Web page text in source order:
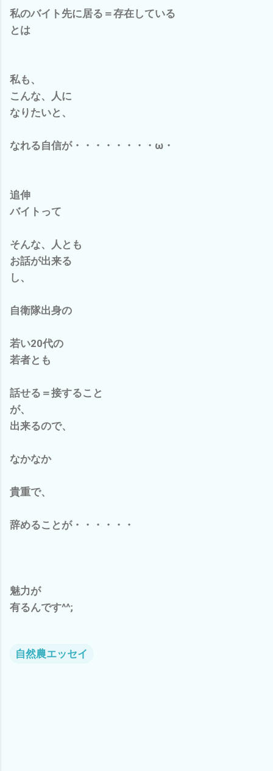
私のバイト先に居る＝存在している
とは
私も、
こんな、人に
なりたいと、
なれる自信が・・・・・・・・ω・
追伸
バイトって
そんな、人とも
お話が出来る
し、
自衛隊出身の
若い20代の
若者とも
話せる＝接すること
が、
出来るので、
なかなか
貴重で、
辞めることが・・・・・・
魅力が
有るんです^^;
自然農エッセイ